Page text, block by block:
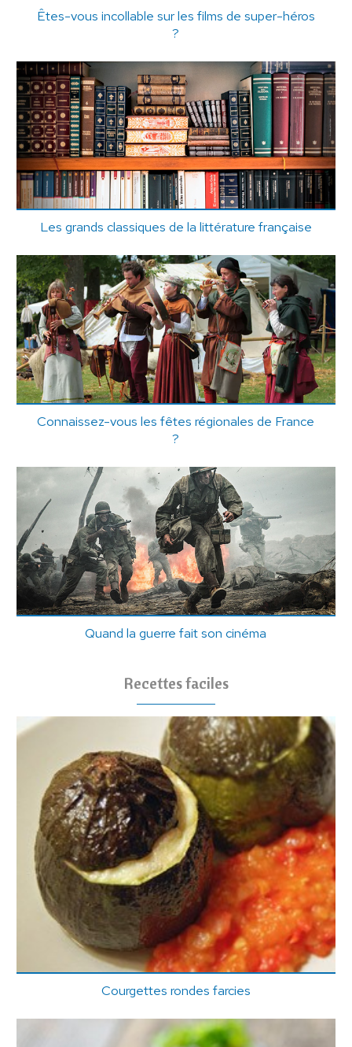
Êtes-vous incollable sur les films de super-héros
?
Les grands classiques de la littérature française
Connaissez-vous les fêtes régionales de France
?
Quand la guerre fait son cinéma
Recettes faciles
Courgettes rondes farcies